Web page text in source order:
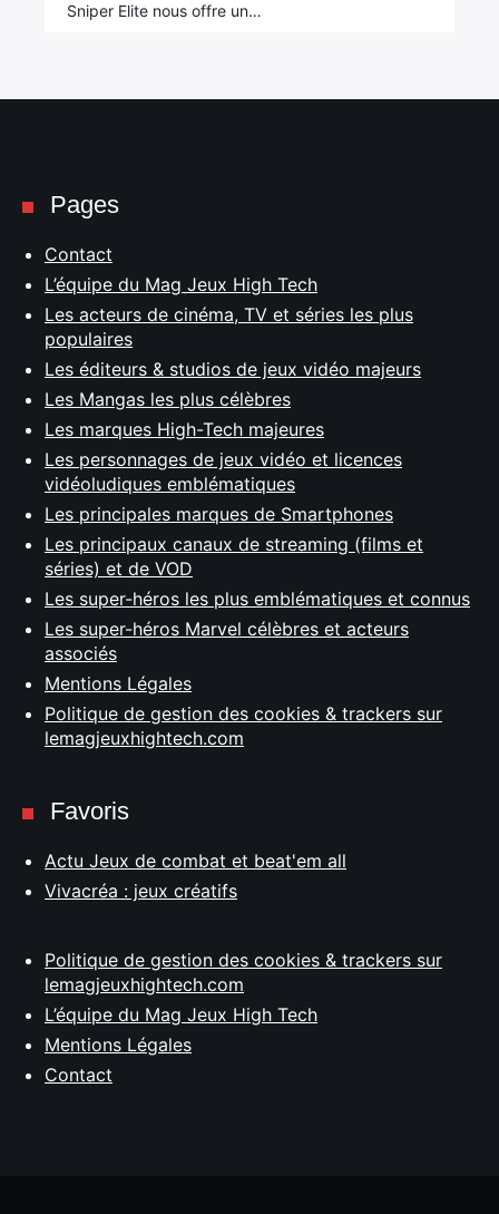
Sniper Elite nous offre un…
Pages
Contact
L’équipe du Mag Jeux High Tech
Les acteurs de cinéma, TV et séries les plus
populaires
Les éditeurs & studios de jeux vidéo majeurs
Les Mangas les plus célèbres
Les marques High-Tech majeures
Les personnages de jeux vidéo et licences
vidéoludiques emblématiques
Les principales marques de Smartphones
Les principaux canaux de streaming (films et
séries) et de VOD
Les super-héros les plus emblématiques et connus
Les super-héros Marvel célèbres et acteurs
associés
Mentions Légales
Politique de gestion des cookies & trackers sur
lemagjeuxhightech.com
Favoris
Actu Jeux de combat et beat'em all
Vivacréa : jeux créatifs
Politique de gestion des cookies & trackers sur
lemagjeuxhightech.com
L’équipe du Mag Jeux High Tech
Mentions Légales
Contact